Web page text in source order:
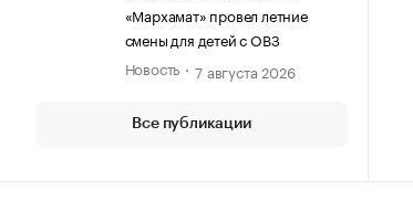
«Мархамат» провел летние
смены для детей с ОВЗ
Новость
7 августа 2026
Все публикации